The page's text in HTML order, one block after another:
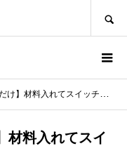
てスイッチＯＮ→もう完成！！「炊き込みご飯」簡単レシピ
材料入れてスイ